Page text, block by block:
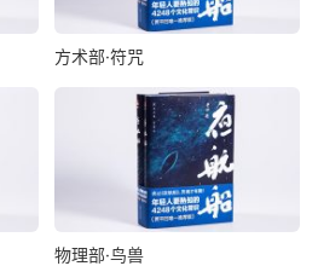
方术部·符咒
物理部·鸟兽